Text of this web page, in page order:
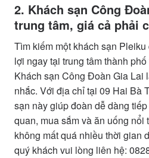
2. Khách sạn Công
trung tâm, giá cả phải
Tìm kiếm một khách sạn
lợi ngay tại trung tâm thành
Khách sạn Công Đoàn Gia Lai
nhắc. Với địa chỉ tại 09 Hai Bà
sạn này giúp đoàn dễ dàng
quan, mua sắm và ăn uống nổi
không mất quá nhiều thời gian
quý khách vui lòng liên hệ: